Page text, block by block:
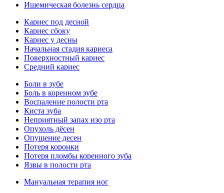
Ишемическая болезнь сердца
Кариес под десной
Кариес сбоку
Кариес у десны
Начальная стадия кариеса
Поверхностный кариес
Средний кариес
Боли в зубе
Боль в коренном зубе
Воспаление полости рта
Киста зуба
Неприятный запах изо рта
Опухоль дёсен
Опущение десен
Потеря коронки
Потеря пломбы коренного зуба
Язвы в полости рта
Мануальная терапия ног